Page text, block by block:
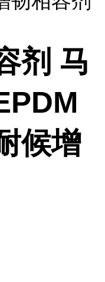
剂 马
候增